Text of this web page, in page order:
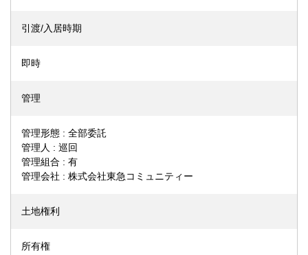
引渡/入居時期
即時
管理
管理形態 : 全部委託
管理人 : 巡回
管理組合 : 有
管理会社 : 株式会社東急コミュニティー
土地権利
所有権